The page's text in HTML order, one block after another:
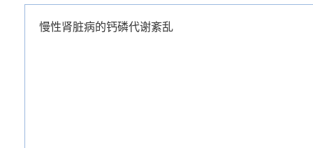
慢性肾脏病的钙磷代谢紊乱